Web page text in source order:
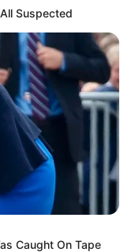
Suspected
Caught On Tape